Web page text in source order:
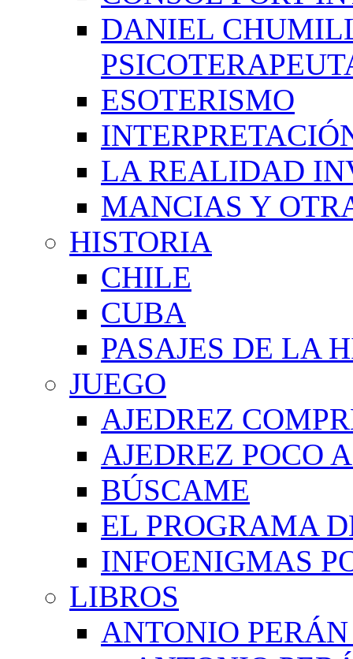
DANIEL
ESOTERISMO
LA REALIDAD
MANCIAS Y
HISTORIA
CHILE
CUBA
PASAJES DE LA
JUEGO
AJEDREZ
AJEDREZ POCO
BÚSCAME
EL PROGRAMA
INFOENIGMAS
LIBROS
ANTONIO